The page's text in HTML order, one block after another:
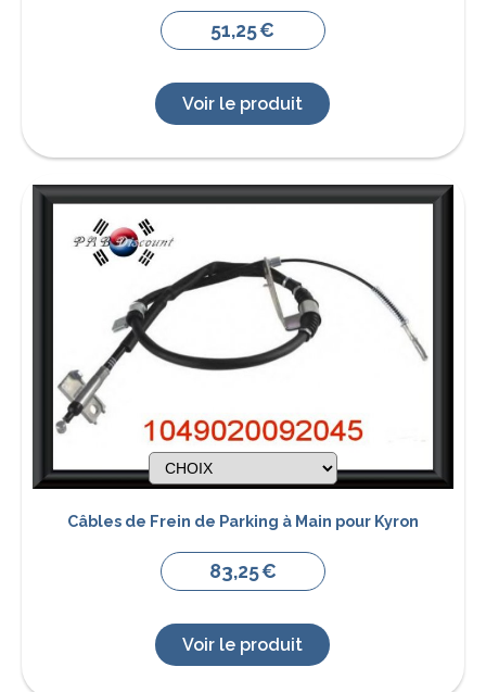
51,25€
Voir le produit
Câbles de Frein de Parking à Main pour Kyron
83,25€
Voir le produit